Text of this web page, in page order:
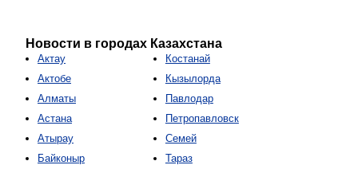
Новости в городах Казахстана
Актау
Актобе
Алматы
Астана
Атырау
Байконыр
Костанай
Кызылорда
Павлодар
Петропавловск
Семей
Тараз